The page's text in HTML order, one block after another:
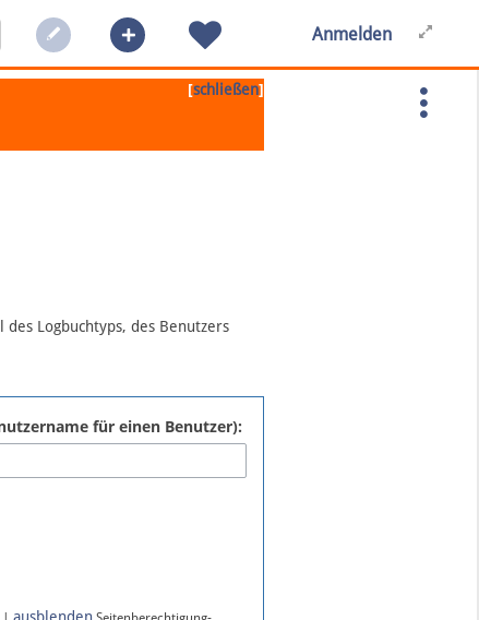
Anmelden
[schließen]
Logbuchtyps, des Benutzers
für einen Benutzer):